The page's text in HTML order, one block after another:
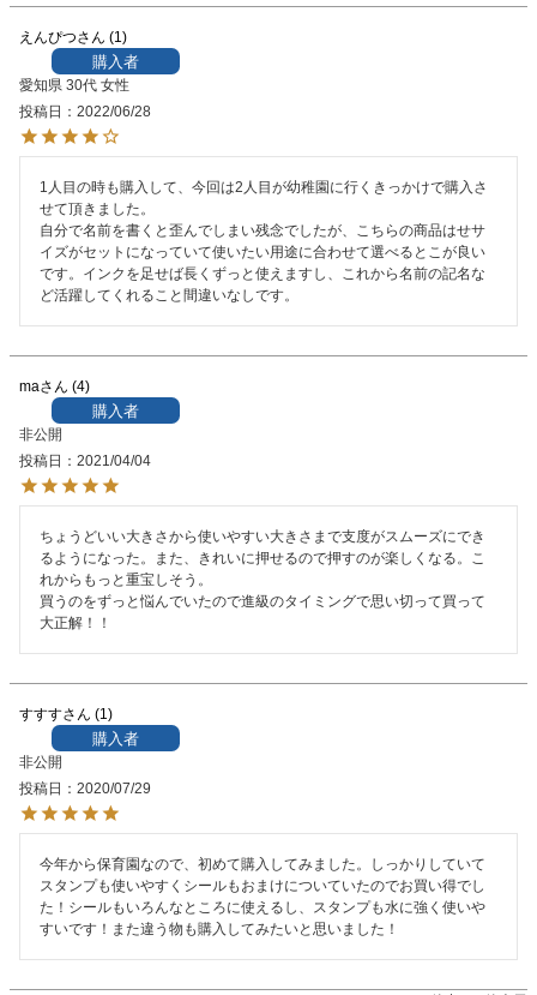
えんぴつ 1
購入者
愛知県 30代 女性
投稿日
2022/06/28
1人目の時も購入して、今回は2人目が幼稚園に行くきっかけで購入さ
せて頂きました。
自分で名前を書くと歪んでしまい残念でしたが、こちらの商品はせサ
イズがセットになっていて使いたい用途に合わせて選べるとこが良い
です。インクを足せば長くずっと使えますし、これから名前の記名な
ど活躍してくれること間違いなしです。
ma 4
購入者
非公開
投稿日
2021/04/04
ちょうどいい大きさから使いやすい大きさまで支度がスムーズにでき
るようになった。また、きれいに押せるので押すのが楽しくなる。こ
れからもっと重宝しそう。
買うのをずっと悩んでいたので進級のタイミングで思い切って買って
大正解！！
すすす 1
購入者
非公開
投稿日
2020/07/29
今年から保育園なので、初めて購入してみました。しっかりしていて
スタンプも使いやすくシールもおまけについていたのでお買い得でし
た！シールもいろんなところに使えるし、スタンプも水に強く使いや
すいです！また違う物も購入してみたいと思いました！